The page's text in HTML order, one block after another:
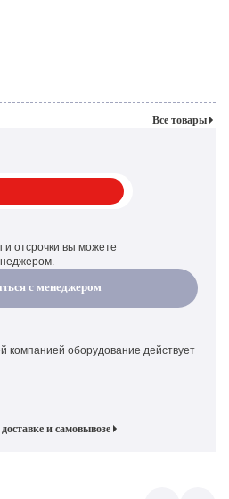
Все товары
отсрочки вы можете
с менеджером
компанией оборудование действует
и самовывозе